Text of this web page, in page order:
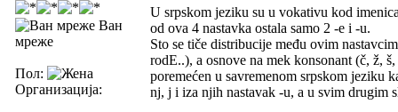
Ван
мреже
Пол:
Организација:
U srpskom jeziku su u vokativu kod
od ova 4 nastavka ostala samo 2 -e i -u.
Sto se tiče distribucije među ovim
rodE..), a osnove na mek konsonant (č, ž,
poremećen u savremenom srpskom jeziku
nj, j i iza njih nastavak -u, a u svim drugim